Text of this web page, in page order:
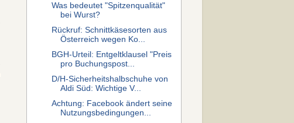
Was bedeutet "Spitzenqualität"
bei Wurst?
Rückruf: Schnittkäsesorten aus
Österreich wegen Ko...
BGH-Urteil: Entgeltklausel "Preis
pro Buchungspost...
D/H-Sicherheitshalbschuhe von
Aldi Süd: Wichtige V...
Achtung: Facebook ändert seine
Nutzungsbedingungen...